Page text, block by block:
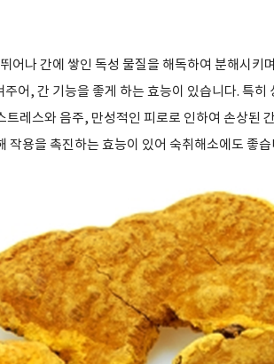
어나 간에 쌓인 독성 물질을 해독하여 분해시키
주어, 간 기능을 좋게 하는 효능이 있습니다. 특히
트레스와 음주, 만성적인 피로로 인하여 손상된
작용을 촉진하는 효능이 있어 숙취해소에도 좋습